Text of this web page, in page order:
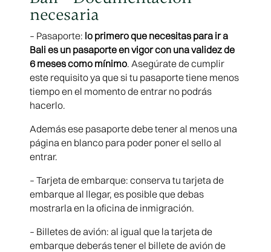
necesaria
– Pasaporte: lo primero que necesitas para ir a
Bali es un pasaporte en vigor con una validez de
6 meses como mínimo. Asegúrate de cumplir
este requisito ya que si tu pasaporte tiene menos
tiempo en el momento de entrar no podrás
hacerlo.
Además ese pasaporte debe tener al menos una
página en blanco para poder poner el sello al
entrar.
– Tarjeta de embarque: conserva tu tarjeta de
embarque al llegar, es posible que debas
mostrarla en la oficina de inmigración.
– Billetes de avión: al igual que la tarjeta de
embarque deberás tener el billete de avión de